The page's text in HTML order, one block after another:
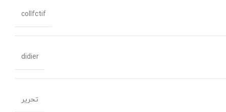
collfctif
didier
تحریر